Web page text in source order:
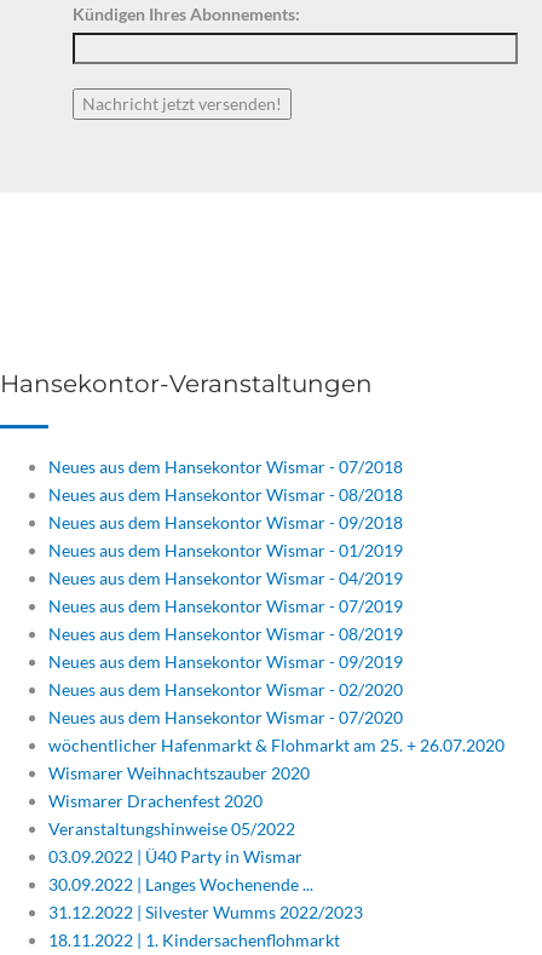
Kündigen Ihres Abonnements:
Hansekontor-Veranstaltungen
Neues aus dem Hansekontor Wismar - 07/2018
Neues aus dem Hansekontor Wismar - 08/2018
Neues aus dem Hansekontor Wismar - 09/2018
Neues aus dem Hansekontor Wismar - 01/2019
Neues aus dem Hansekontor Wismar - 04/2019
Neues aus dem Hansekontor Wismar - 07/2019
Neues aus dem Hansekontor Wismar - 08/2019
Neues aus dem Hansekontor Wismar - 09/2019
Neues aus dem Hansekontor Wismar - 02/2020
Neues aus dem Hansekontor Wismar - 07/2020
wöchentlicher Hafenmarkt & Flohmarkt am 25. + 26.07.2020
Wismarer Weihnachtszauber 2020
Wismarer Drachenfest 2020
Veranstaltungshinweise 05/2022
03.09.2022 | Ü40 Party in Wismar
30.09.2022 | Langes Wochenende ...
31.12.2022 | Silvester Wumms 2022/2023
18.11.2022 | 1. Kindersachenflohmarkt